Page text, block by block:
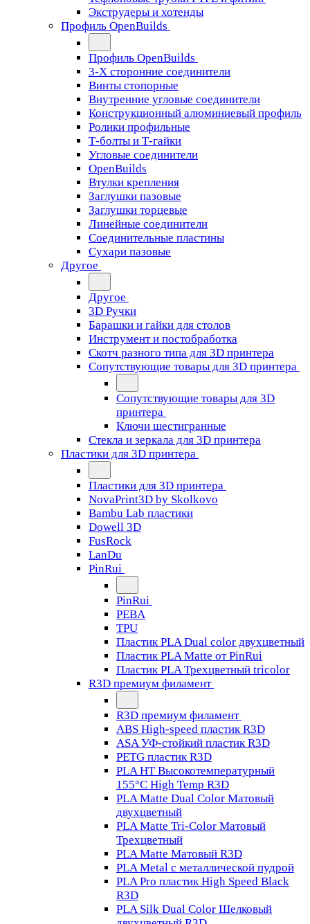
Экструдеры и хотенды
Профиль OpenBuilds
Профиль OpenBuilds
3-Х сторонние соединители
Винты стопорные
Внутренние угловые соединители
Конструкционный алюминиевый профиль
Ролики профильные
Т-болты и Т-гайки
Угловые соединители
OpenBuilds
Втулки крепления
Заглушки пазовые
Заглушки торцевые
Линейные соединители
Соединительные пластины
Сухари пазовые
Другое
Другое
3D Ручки
Барашки и гайки для столов
Инструмент и постобработка
Скотч разного типа для 3D принтера
Сопутствующие товары для 3D принтера
Сопутствующие товары для 3D
принтера
Ключи шестигранные
Стекла и зеркала для 3D принтера
Пластики для 3D принтера
Пластики для 3D принтера
NovaPrint3D by Skolkovo
Bambu Lab пластики
Dowell 3D
FusRock
LanDu
PinRui
PinRui
PEBA
TPU
Пластик PLA Dual color двухцветный
Пластик PLA Matte от PinRui
Пластик PLA Трехцветный tricolor
R3D премиум филамент
R3D премиум филамент
ABS High-speed пластик R3D
ASA УФ-стойкий пластик R3D
PETG пластик R3D
PLA HT Высокотемпературный
155°C High Temp R3D
PLA Matte Dual Color Матовый
двухцветный
PLA Matte Tri-Color Матовый
Трехцветный
PLA Matte Матовый R3D
PLA Metal с металлической пудрой
PLA Pro пластик High Speed Black
R3D
PLA Silk Dual Color Шелковый